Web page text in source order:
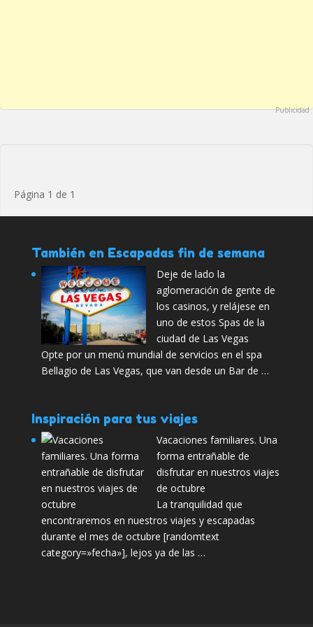
Publicidad
Página 1 de 1
También en Escapadas fin de semana
Deje de lado la
aglomeración de gente de
los casinos, y relájese en
uno de estos Spas de la
ciudad de Las Vegas
Opte por un menú mundial de servicios en el spa
Bellagio de Las Vegas, que van desde un Bar de …
Inspiración para tus viajes
Vacaciones familiares. Una
forma entrañable de
disfrutar en nuestros viajes
de octubre
La tranquilidad que
encontraremos en nuestros viajes y escapadas
durante el mes de octubre [randomtext
category=»fecha»], lejos ya de las …